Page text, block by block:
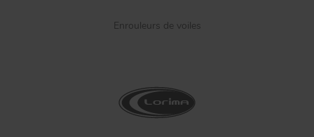
Enrouleurs de voiles